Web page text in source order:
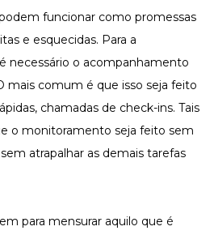
funcionar como promessas
e esquecidas. Para a
necessário o acompanhamento
mais comum é que isso seja feito
chamadas de check-ins. Tais
o monitoramento seja feito sem
atrapalhar as demais tarefas
para mensurar aquilo que é